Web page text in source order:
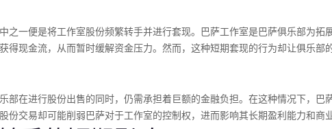
之一便是将工作室股份频繁转手并进行套现。巴萨工作室是巴萨俱乐部为
得现金流，从而暂时缓解资金压力。然而，这种短期套现的行为却让俱乐部
部在进行股份出售的同时，仍需承担着巨额的金融负担。在这种情况下，
份交易却可能削弱巴萨对于工作室的控制权，进而影响其长期盈利能力和商